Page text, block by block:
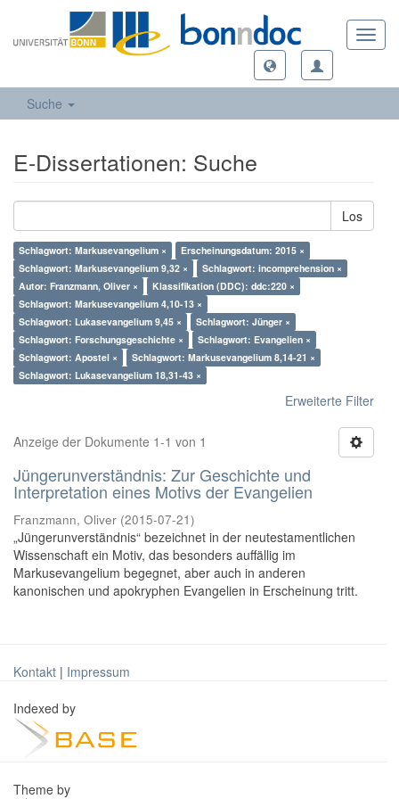
Suche
E-Dissertationen: Suche
Los
Schlagwort: Markusevangelium ×
Erscheinungsdatum: 2015 ×
Schlagwort: Markusevangelium 9,32 ×
Schlagwort: incomprehension ×
Autor: Franzmann, Oliver ×
Klassifikation (DDC): ddc:220 ×
Schlagwort: Markusevangelium 4,10-13 ×
Schlagwort: Lukasevangelium 9,45 ×
Schlagwort: Jünger ×
Schlagwort: Forschungsgeschichte ×
Schlagwort: Evangelien ×
Schlagwort: Apostel ×
Schlagwort: Markusevangelium 8,14-21 ×
Schlagwort: Lukasevangelium 18,31-43 ×
Erweiterte Filter
Anzeige der Dokumente 1-1 von 1
Jüngerunverständnis: Zur Geschichte und
Interpretation eines Motivs der Evangelien
Franzmann, Oliver (2015-07-21)
„Jüngerunverständnis“ bezeichnet in der neutestamentlichen
Wissenschaft ein Motiv, das besonders auffällig im
Markusevangelium begegnet, aber auch in anderen
kanonischen und apokryphen Evangelien in Erscheinung tritt.
Kontakt | Impressum
Indexed by
Theme by